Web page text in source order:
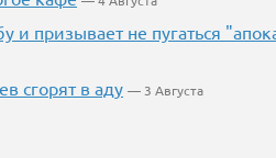
призывает не пугаться
сгорят в аду — 3 Августа